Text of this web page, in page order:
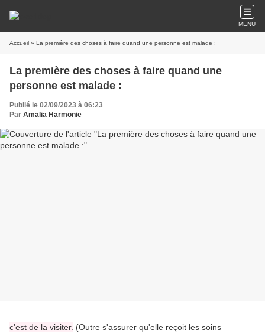
MENU
Accueil » La première des choses à faire quand une personne est malade :
La première des choses à faire quand une
personne est malade :
Publié le 02/09/2023 à 06:23
Par Amalia Harmonie
c'est de la visiter. (Outre s'assurer qu'elle reçoit les soins